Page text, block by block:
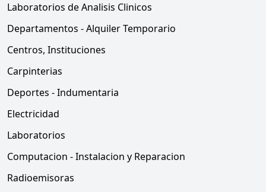
Laboratorios de Analisis Clinicos
Departamentos - Alquiler Temporario
Centros, Instituciones
Carpinterias
Deportes - Indumentaria
Electricidad
Laboratorios
Computacion - Instalacion y Reparacion
Radioemisoras